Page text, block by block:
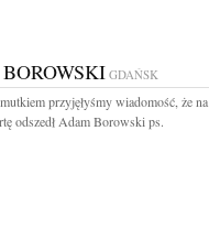
GDAŃSK
przyjęłyśmy wiadomość, że na
odszedł Adam Borowski ps.